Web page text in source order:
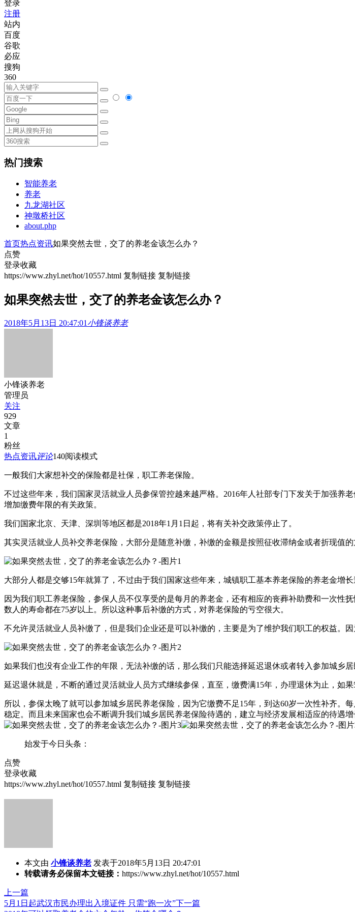
登录
注册
站内
百度
谷歌
必应
搜狗
360
热门搜索
智能养老
养老
九龙湖社区
神墩桥社区
about.php
首页热点资讯如果突然去世，交了的养老金该怎么办？
点赞
登录收藏
https://www.zhyl.net/hot/10557.html 复制链接 复制链接
如果突然去世，交了的养老金该怎么办？
2018年5月13日 20:47:01 小锋谈养老
小锋谈养老
管理员
关注
929
文章
1
粉丝
热点资讯评论140阅读模式
一般我们大家想补交的保险都是社保，职工养老保险。
不过这些年来，我们国家灵活就业人员参保管控越来越严格。2016年人社部专门下发关于加强
增加缴费年限的有关政策。
我们国家北京、天津、深圳等地区都是2018年1月1日起，将有关补交政策停止了。
其实灵活就业人员补交养老保险，大部分是随意补缴，补缴的金额是按照征收滞纳金或者折现值的
大部分人都是交够15年就算了，不过由于我们国家这些年来，城镇职工基本养老保险的养老金增
因为我们职工养老保险，参保人员不仅享受的是每月的养老金，还有相应的丧葬补助费和一次性
数人的寿命都在75岁以上。所以这种事后补缴的方式，对养老保险的亏空很大。
不允许灵活就业人员补缴了，但是我们企业还是可以补缴的，主要是为了维护我们职工的权益。
如果我们也没有企业工作的年限，无法补缴的话，那么我们只能选择延迟退休或者转入参加城乡居
延迟退休就是，不断的通过灵活就业人员方式继续参保，直至，缴费满15年，办理退休为止，如
所以，参保太晚了就可以参加城乡居民养老保险，因为它缴费不足15年，到达60岁一次性补齐
稳定。而且未来国家也会不断调升我们城乡居民养老保险待遇的，建立与经济发展相适应的待遇增
始发于今日头条：
点赞
登录收藏
https://www.zhyl.net/hot/10557.html 复制链接 复制链接
本文由 小锋谈养老 发表于2018年5月13日 20:47:01
转载请务必保留本文链接： https://www.zhyl.net/hot/10557.html
上一篇
5月1日起武汉市民办理出入境证件 只需“跑一次”下一篇